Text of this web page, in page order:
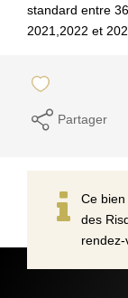
standard entre
2021,2022 et
Partager
Ce
des